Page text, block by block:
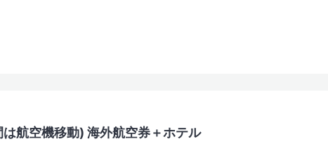
航空機移動) 海外航空券＋ホテル